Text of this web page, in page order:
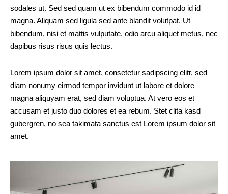
sodales ut. Sed sed quam ut ex bibendum commodo id id
magna. Aliquam sed ligula sed ante blandit volutpat. Ut
bibendum, nisi et mattis vulputate, odio arcu aliquet metus, nec
dapibus risus risus quis lectus.
Lorem ipsum dolor sit amet, consetetur sadipscing elitr, sed
diam nonumy eirmod tempor invidunt ut labore et dolore
magna aliquyam erat, sed diam voluptua. At vero eos et
accusam et justo duo dolores et ea rebum. Stet clita kasd
gubergren, no sea takimata sanctus est Lorem ipsum dolor sit
amet.